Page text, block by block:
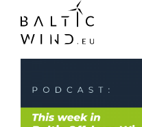
zawartości
większy
obrazek